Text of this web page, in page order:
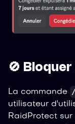
🚫
La commande
utilisateur
RaidProtect sur